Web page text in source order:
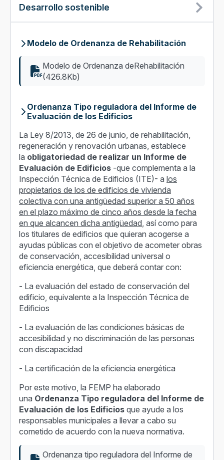
Desarrollo sostenible
Modelo de Ordenanza de Rehabilitación
Modelo de Ordenanza deRehabilitación
(426.8Kb)
Ordenanza Tipo reguladora del Informe de
Evaluación de los Edificios
La Ley 8/2013, de 26 de junio, de rehabilitación,
regeneración y renovación urbanas, establece
la obligatoriedad de realizar un Informe de
Evaluación de Edificios -que complementa a la
Inspección Técnica de Edificios (ITE)- a los
propietarios de los de edificios de vivienda
colectiva con una antigüedad superior a 50 años
en el plazo máximo de cinco años desde la fecha
en que alcancen dicha antigüedad, así como para
los titulares de edificios que quieran acogerse a
ayudas públicas con el objetivo de acometer obras
de conservación, accesibilidad universal o
eficiencia energética, que deberá contar con:
- La evaluación del estado de conservación del
edificio, equivalente a la Inspección Técnica de
Edificios
- La evaluación de las condiciones básicas de
accesibilidad y no discriminación de las personas
con discapacidad
- La certificación de la eficiencia energética
Por este motivo, la FEMP ha elaborado
una Ordenanza Tipo reguladora del Informe de
Evaluación de los Edificios que ayude a los
responsables municipales a llevar a cabo su
cometido de acuerdo con la nueva normativa.
Ordenanza tipo reguladora del Informe de